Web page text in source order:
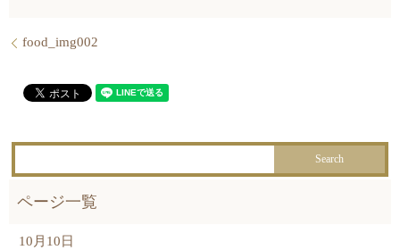
food_img002
10月10日